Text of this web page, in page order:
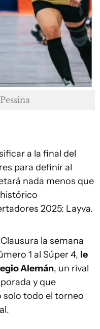
a la final del
para definir al
nada menos que
2025: Layva.
la semana
1 al Súper 4, le
Alemán, un rival
y que
todo el torneo